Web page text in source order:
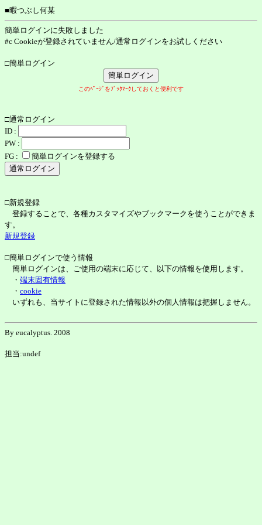
■暇つぶし何某
簡単ログインに失敗しました
#c Cookieが登録されていません/通常ログインをお試しください
□簡単ログイン
このﾍﾟｰｼﾞをﾌﾞｯｸﾏｰｸしておくと便利です
□通常ログイン
ID :
PW :
FG :
簡単ログインを登録する
□新規登録
登録することで、各種カスタマイズやブックマークを使うことができま
す。
新規登録
□簡単ログインで使う情報
簡単ログインは、ご使用の端末に応じて、以下の情報を使用します。
・ 端末固有情報
・ cookie
いずれも、当サイトに登録された情報以外の個人情報は把握しません。
By eucalyptus. 2008
担当:undef